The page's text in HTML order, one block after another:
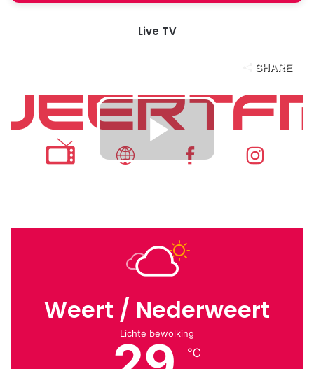
Live TV
Weert / Nederweert
Lichte bewolking
℃